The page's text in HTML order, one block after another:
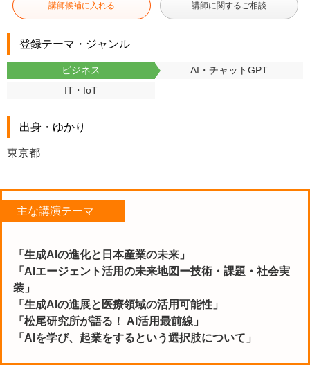
講師候補に入れる 講師に関するご相談
登録テーマ・ジャンル
ビジネス
AI・チャットGPT
IT・IoT
出身・ゆかり
東京都
主な講演テーマ
「生成AIの進化と日本産業の未来」
「AIエージェント活用の未来地図ー技術・課題・社会実
装」
「生成AIの進展と医療領域の活用可能性」
「松尾研究所が語る！ AI活用最前線」
「AIを学び、起業をするという選択肢について」